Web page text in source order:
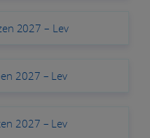
2027 – Lev
2027 – Lev
2027 – Lev